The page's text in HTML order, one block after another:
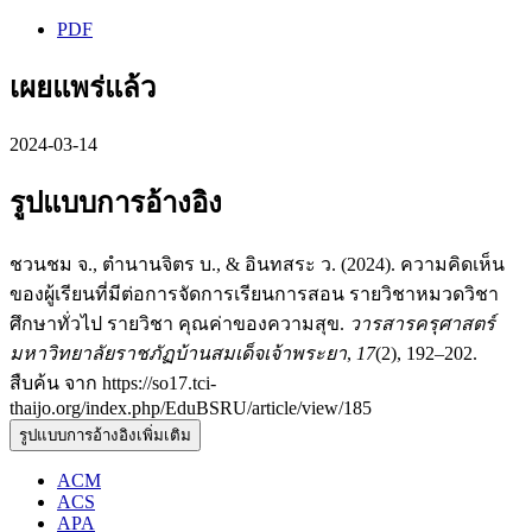
PDF
เผยแพร่แล้ว
2024-03-14
รูปแบบการอ้างอิง
ชวนชม จ., ตำนานจิตร บ., & อินทสระ ว. (2024). ความคิดเห็น
ของผู้เรียนที่มีต่อการจัดการเรียนการสอน รายวิชาหมวดวิชา
ศึกษาทั่วไป รายวิชา คุณค่าของความสุข. วารสารครุศาสตร์
มหาวิทยาลัยราชภัฏบ้านสมเด็จเจ้าพระยา, 17(2), 192–202.
สืบค้น จาก https://so17.tci-
thaijo.org/index.php/EduBSRU/article/view/185
รูปแบบการอ้างอิงเพิ่มเติม
ACM
ACS
APA